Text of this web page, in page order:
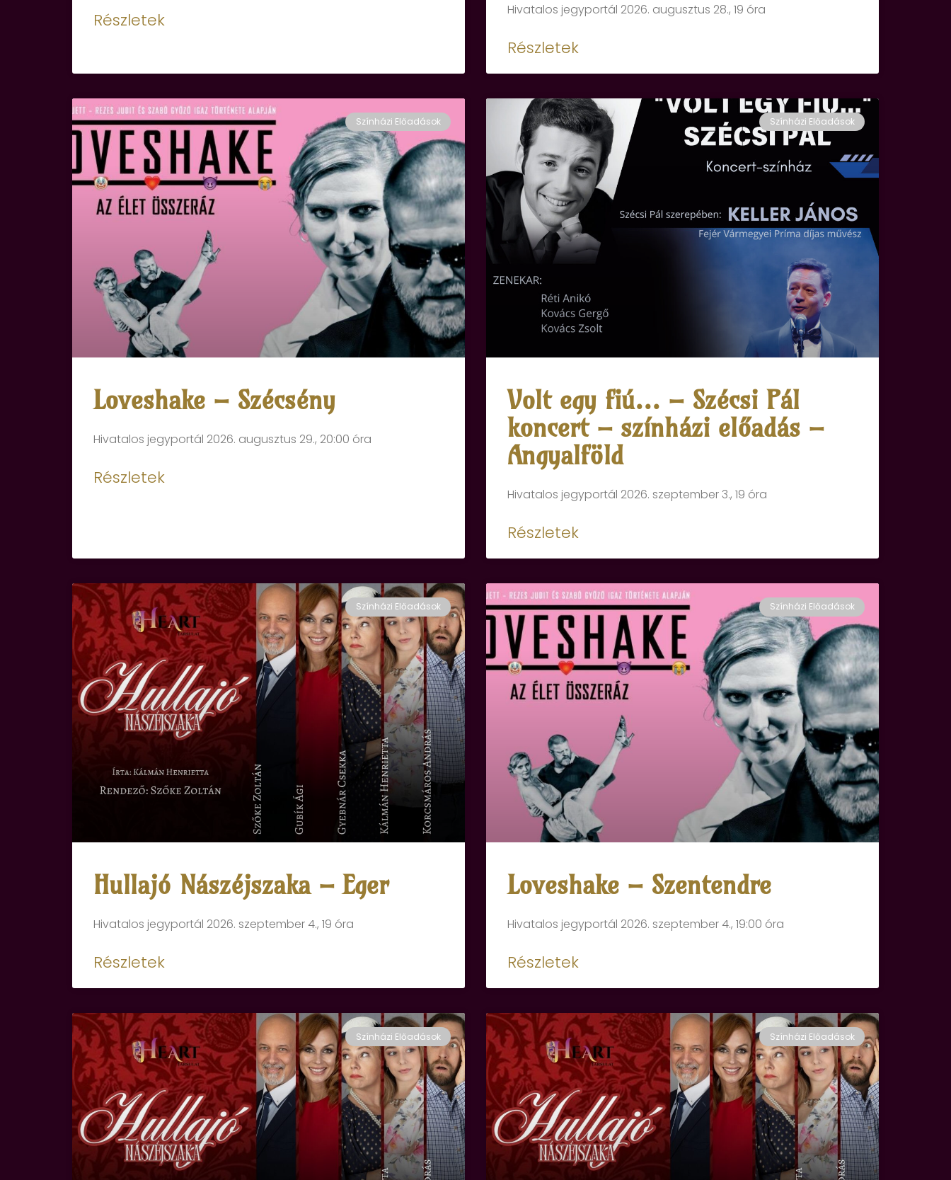
Részletek Hivatalos jegyportál 2026. augusztus 28., 19 óra
Részletek
Színházi Előadások
Loveshake – Szécsény
Hivatalos jegyportál 2026. augusztus 29., 20:00 óra
Részletek
Színházi Előadások
Volt egy fiú… – Szécsi Pál
koncert – színházi előadás –
Angyalföld
Hivatalos jegyportál 2026. szeptember 3., 19 óra
Részletek
Színházi Előadások
Hullajó Nászéjszaka – Eger
Hivatalos jegyportál 2026. szeptember 4., 19 óra
Részletek
Színházi Előadások
Loveshake – Szentendre
Hivatalos jegyportál 2026. szeptember 4., 19:00 óra
Részletek
Színházi Előadások Színházi Előadások